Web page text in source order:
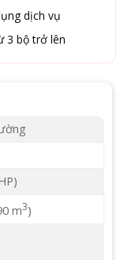
dịch vụ
3 bộ trở lên
m3)